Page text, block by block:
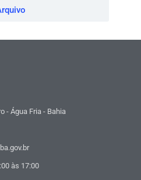
- Água Fria - Bahia
às 17:00